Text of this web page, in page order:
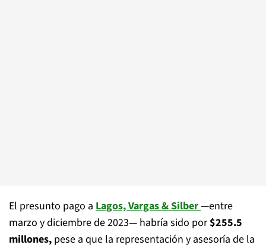
El presunto pago a Lagos, Vargas & Silber—entre
marzo y diciembre de 2023— habría sido por$255.5
millones, pese a que la representación y asesoría de la